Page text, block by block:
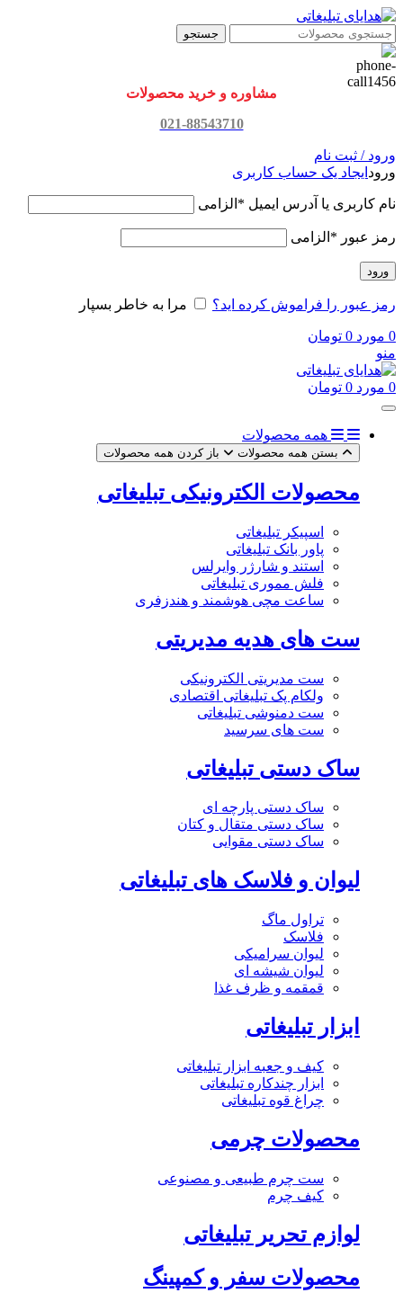
جستجو
مشاوره و خرید محصولات
021-88543710
ورود / ثبت نام
ورود ایجاد یک حساب کاربری
نام کاربری یا آدرس ایمیل * الزامی
رمز عبور * الزامی
ورود
رمز عبور را فراموش کرده اید؟ مرا به خاطر بسپار
0 مورد 0 تومان
منو
0 مورد 0 تومان
همه محصولات
بستن همه محصولات باز کردن همه محصولات
محصولات الکترونیکی تبلیغاتی
اسپیکر تبلیغاتی
پاور بانک تبلیغاتی
استند و شارژر وایرلس
فلش مموری تبلیغاتی
ساعت مچی هوشمند و هندزفری
ست های هدیه مدیریتی
ست مدیریتی الکترونیکی
ولکام پک تبلیغاتی اقتصادی
ست دمنوشی تبلیغاتی
ست های سرسید
ساک دستی تبلیغاتی
ساک دستی پارچه ای
ساک دستی متقال و کتان
ساک دستی مقوایی
لیوان و فلاسک های تبلیغاتی
تراول ماگ
فلاسک
لیوان سرامیکی
لیوان شیشه ای
قمقمه و ظرف غذا
ابزار تبلیغاتی
کیف و جعبه ابزار تبلیغاتی
ابزار چندکاره تبلیغاتی
چراغ قوه تبلیغاتی
محصولات چرمی
ست چرم طبیعی و مصنوعی
کیف چرم
لوازم تحریر تبلیغاتی
محصولات سفر و کمپینگ